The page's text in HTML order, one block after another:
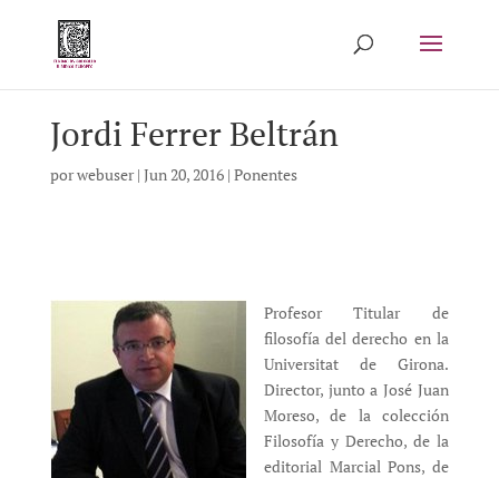
Jordi Ferrer Beltrán
porwebuser| Jun 20, 2016| Ponentes
Profesor Titular de
filosofía del derecho en la
Universitat de Girona.
Director, junto a José Juan
Moreso, de la colección
Filosofía y Derecho, de la
editorial Marcial Pons, de